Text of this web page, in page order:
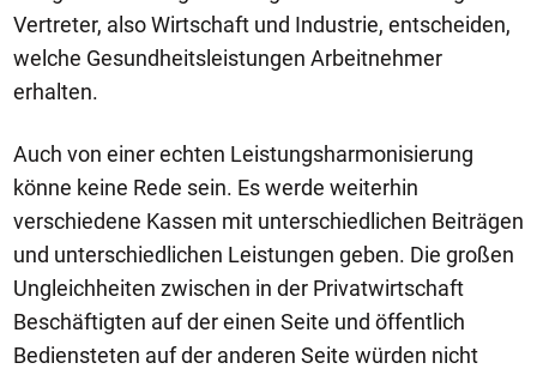
Vertreter, also Wirtschaft und Industrie, entscheiden,
welche Gesundheitsleistungen Arbeitnehmer
erhalten.
Auch von einer echten Leistungsharmonisierung
könne keine Rede sein. Es werde weiterhin
verschiedene Kassen mit unterschiedlichen Beiträgen
und unterschiedlichen Leistungen geben. Die großen
Ungleichheiten zwischen in der Privatwirtschaft
Beschäftigten auf der einen Seite und öffentlich
Bediensteten auf der anderen Seite würden nicht